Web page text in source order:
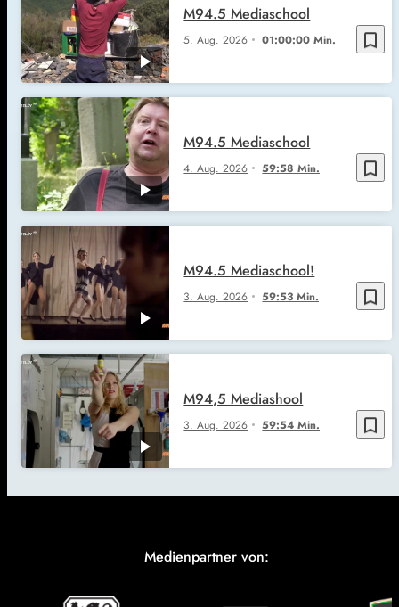
bookmark_border
5. Aug. 2026 01:00:00 Min.
M94.5 Mediaschool
bookmark_border
4. Aug. 2026 59:58 Min.
M94.5 Mediaschool
bookmark_border
3. Aug. 2026 59:53 Min.
M94.5 Mediaschool!
bookmark_border
3. Aug. 2026 59:54 Min.
M94,5 Mediashool
Medienpartner von: